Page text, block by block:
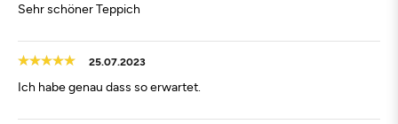
Sehr schöner Teppich
25.07.2023
Ich habe genau dass so erwartet.